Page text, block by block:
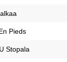
Pieds
Stopala